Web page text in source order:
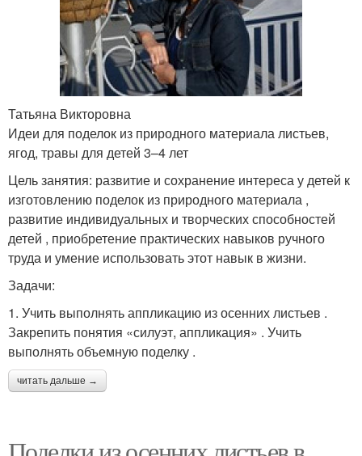
Татьяна Викторовна
Идеи для поделок из природного материала листьев,
ягод, травы для детей 3–4 лет
Цель занятия: развитие и сохранение интереса у детей к
изготовлению поделок из природного материала ,
развитие индивидуальных и творческих способностей
детей , приобретение практических навыков ручного
труда и умение использовать этот навык в жизни.
Задачи:
1. Учить выполнять аппликацию из осенних листьев .
Закрепить понятия «силуэт, аппликация» . Учить
выполнять объемную поделку .
читать дальше →